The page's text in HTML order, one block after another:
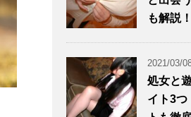
も解説！
2021/03/
処女と
イト3つ